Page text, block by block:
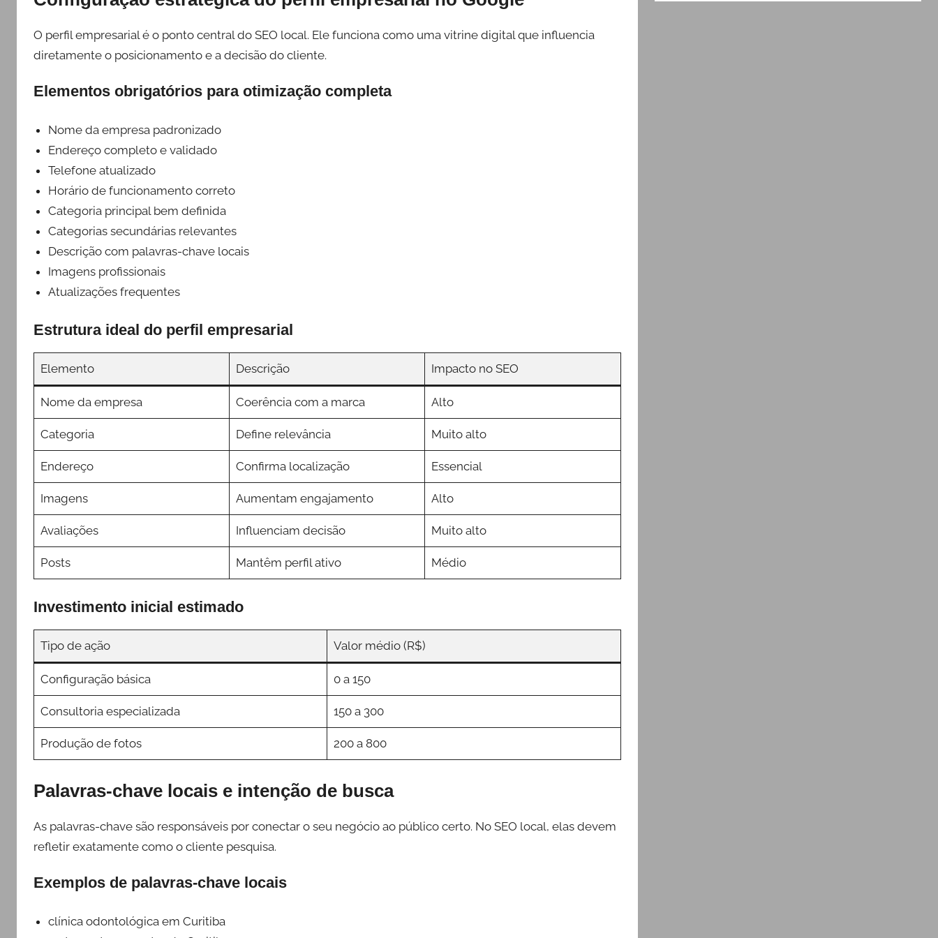
O perfil empresarial é o ponto central do SEO local. Ele funciona como uma vitrine digital que influencia
diretamente o posicionamento e a decisão do cliente.
Elementos obrigatórios para otimização completa
Nome da empresa padronizado
Endereço completo e validado
Telefone atualizado
Horário de funcionamento correto
Categoria principal bem definida
Categorias secundárias relevantes
Descrição com palavras-chave locais
Imagens profissionais
Atualizações frequentes
Estrutura ideal do perfil empresarial
Elemento Descrição Impacto no SEO
Nome da empresa Coerência com a marca Alto
Categoria Define relevância Muito alto
Endereço Confirma localização Essencial
Imagens Aumentam engajamento Alto
Avaliações Influenciam decisão Muito alto
Posts Mantêm perfil ativo Médio
Investimento inicial estimado
Tipo de ação Valor médio (R$)
Configuração básica 0 a 150
Consultoria especializada 150 a 300
Produção de fotos 200 a 800
Palavras-chave locais e intenção de busca
As palavras-chave são responsáveis por conectar o seu negócio ao público certo. No SEO local, elas devem
refletir exatamente como o cliente pesquisa.
Exemplos de palavras-chave locais
clínica odontológica em Curitiba